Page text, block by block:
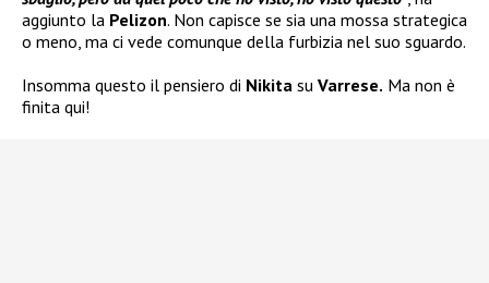
aggiunto la Pelizon. Non capisce se sia una mossa strategica
o meno, ma ci vede comunque della furbizia nel suo sguardo.
Insomma questo il pensiero di Nikita su Varrese. Ma non è
finita qui!